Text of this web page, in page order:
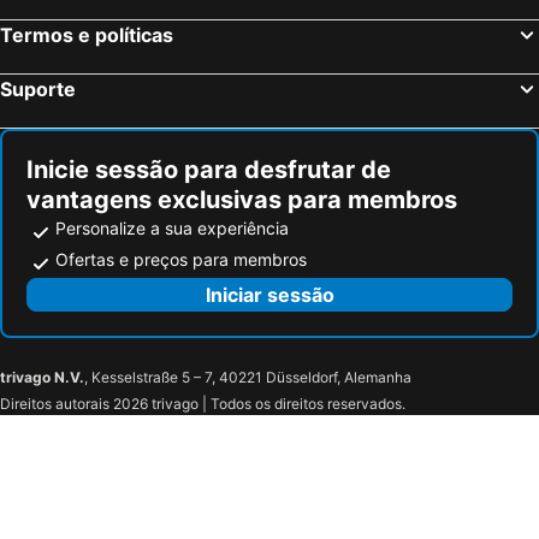
Termos e políticas
Suporte
Inicie sessão para desfrutar de
vantagens exclusivas para membros
Personalize a sua experiência
Ofertas e preços para membros
Iniciar sessão
trivago N.V., Kesselstraße 5 – 7, 40221 Düsseldorf, Alemanha
Direitos autorais 2026 trivago | Todos os direitos reservados.